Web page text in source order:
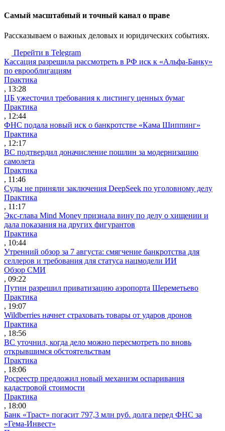
Cамый масштабный и точный канал о праве
Рассказываем о важных деловых и юридических событиях.
Перейти в Telegram
Кассация разрешила рассмотреть в РФ иск к «Альфа-Банку»
по еврооблигациям
Практика
, 13:28
ЦБ ужесточил требования к листингу ценных бумаг
Практика
, 12:44
ФНС подала новый иск о банкротстве «Кама Шиппинг»
Практика
, 12:17
ВС подтвердил доначисление пошлин за модернизацию
самолета
Практика
, 11:46
Суды не приняли заключения DeepSeek по уголовному делу
Практика
, 11:17
Экс-глава Mind Money признала вину по делу о хищении и
дала показания на других фигурантов
Практика
, 10:44
Утренний обзор за 7 августа: смягчение банкротства для
селлеров и требования для статуса нацмодели ИИ
Обзор СМИ
, 09:22
Путин разрешил приватизацию аэропорта Шереметьево
Практика
, 19:07
Wildberries начнет страховать товары от ударов дронов
Практика
, 18:56
ВС уточнил, когда дело можно пересмотреть по вновь
открывшимся обстоятельствам
Практика
, 18:06
Росреестр предложил новый механизм оспаривания
кадастровой стоимости
Практика
, 18:00
Банк «Траст» погасит 797,3 млн руб. долга перед ФНС за
«Гема-Инвест»